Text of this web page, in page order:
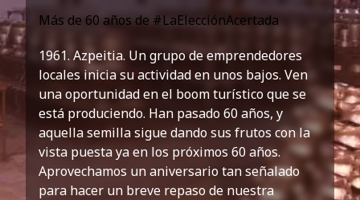
Más de 60 años de #LaElecciónAcertada
1961. Azpeitia. Un grupo de emprendedores
locales inicia su actividad en unos bajos. Ven
una oportunidad en el boom turístico que se
está produciendo. Han pasado 60 años, y
aquella semilla sigue dando sus frutos con la
vista puesta ya en los próximos 60 años.
Aprovechamos un aniversario tan señalado
para hacer un breve repaso de nuestra